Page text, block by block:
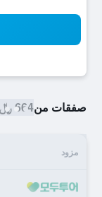
صفقات من664 ﷼
مزود